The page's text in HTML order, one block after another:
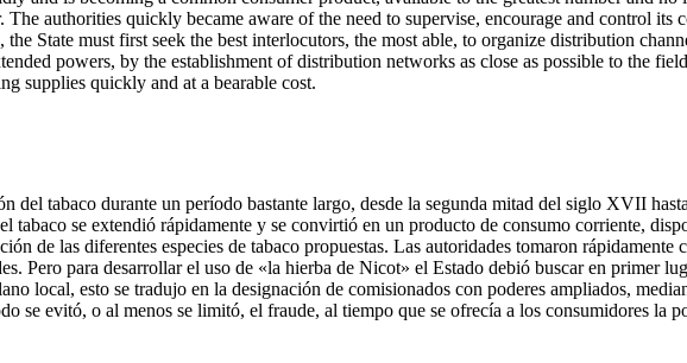
authorities quickly became aware of the need to supervise, encourage and control
State must first seek the best interlocutors, the most able, to organize distribution
powers, by the establishment of distribution networks as close as possible to the
supplies quickly and at a bearable cost.
del tabaco durante un período bastante largo, desde la segunda mitad del siglo XVII
tabaco se extendió rápidamente y se convirtió en un producto de consumo corriente,
de las diferentes especies de tabaco propuestas. Las autoridades tomaron
Pero para desarrollar el uso de «la hierba de Nicot» el Estado debió buscar en primer
local, esto se tradujo en la designación de comisionados con poderes ampliados,
se evitó, o al menos se limitó, el fraude, al tiempo que se ofrecía a los consumidores la